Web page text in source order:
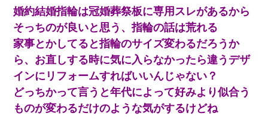
なかったその男子に女子達がお土産を渡した。5分後…
【驚愕】私「今まで育てた分のお金返してね(冗談)」息子「はい、
3000万円」→数年後。私「妹が病気になったから援助して欲し
い」→
私は家が貧しくて、手に職をつけようと看護師になった。だけど
卒業を控えた年の1月末、車にひかれて看護師になれなくなった。
婚約結婚指輪は冠婚葬祭板に専用スレがあるから
そっちのが良いと思う、指輪の話は荒れる
家事とかしてると指輪のサイズ変わるだろうか
ら、お直しする時に気に入らなかったら違うデザ
インにリフォームすればいいんじゃない？
どっちかって言うと年代によって好みより似合う
ものが変わるだけのような気がするけどね